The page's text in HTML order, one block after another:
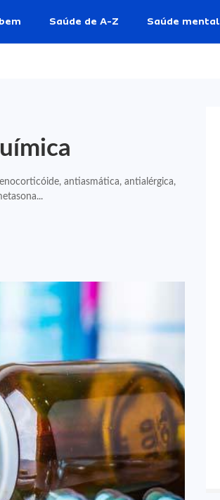
Saúde de A-Z Saúde mental
antiasmática, antialérgica,